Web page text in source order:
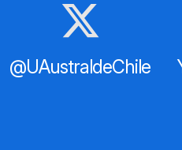
@UAustraldeChile